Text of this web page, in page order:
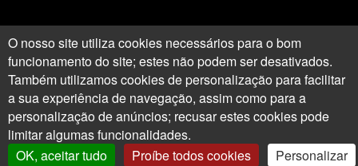
O nosso site utiliza cookies necessários para o bom
funcionamento do site; estes não podem ser desativados.
Também utilizamos cookies de personalização para facilitar
a sua experiência de navegação, assim como para a
personalização de anúncios; recusar estes cookies pode
limitar algumas funcionalidades.
OK, aceitar tudo
Proíbe todos cookies Personalizar